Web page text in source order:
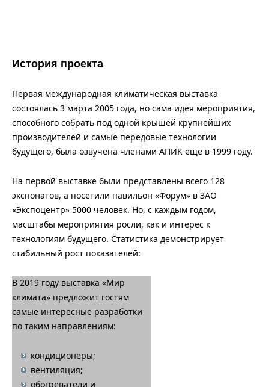
История проекта
Первая международная климатическая выставка
состоялась 3 марта 2005 года, но сама идея мероприятия,
способного собрать под одной крышей крупнейших
производителей и самые передовые технологии
будущего, была озвучена членами АПИК еще в 1999 году.
На первой выставке были представлены всего 128
экспонатов, а посетили павильон «Форум» в ЗАО
«Экспоцентр» 5000 человек. Но, с каждым годом,
масштабы мероприятия росли, как и интерес к
технологиям будущего. Статистика демонстрирует
стабильный рост показателей:
В 2019 году выставка «Мир
климата» предложит гостям
самые интересные разработки
по таким направлениям:
кондиционеры;
вентиляция;
обогреватели и